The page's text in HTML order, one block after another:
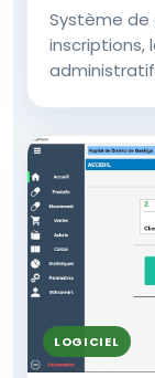
Système de
inscriptions,
LOGICIEL